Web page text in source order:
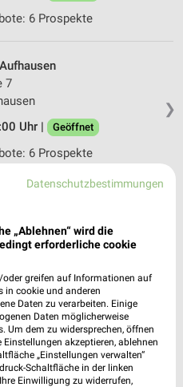
6 Prospekte
❯
7
Uhr |
Geöffnet
6 Prospekte
6 Prospekte
bei München
108a
München
Datenschutzbestimmungen
„Ablehnen“ wird die
erforderliche cookie
greifen auf Informationen auf
in cookie und anderen
Daten zu verarbeiten. Einige
Daten möglicherweise
Um dem zu widersprechen, öffnen
Einstellungen akzeptieren, ablehnen
„Einstellungen verwalten“
Schaltfläche in der linken
Einwilligung zu widerrufen,